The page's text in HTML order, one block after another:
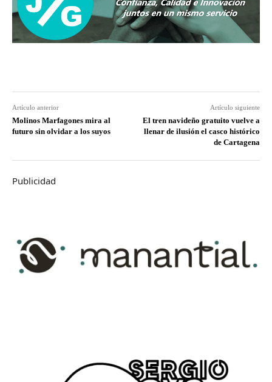
Artículo anterior
Molinos Marfagones mira al
futuro sin olvidar a los suyos
Artículo siguiente
El tren navideño gratuito vuelve a
llenar de ilusión el casco histórico
de Cartagena
Publicidad